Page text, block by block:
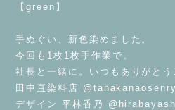
【green】
手ぬぐい、新色染めました。
今回も1枚1枚手作業で。
社長と一緒に。いつもありがとう
田中直染料店
デザイン 平林香乃